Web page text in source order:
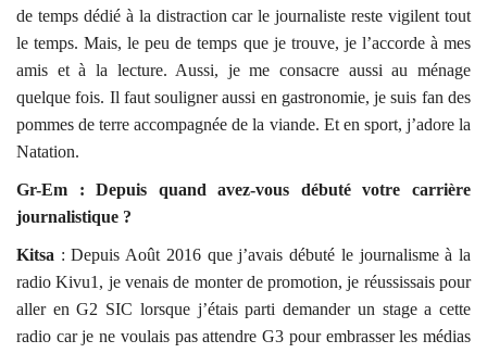
de temps dédié à la distraction car le journaliste reste vigilent tout
le temps. Mais, le peu de temps que je trouve, je l’accorde à mes
amis et à la lecture. Aussi, je me consacre aussi au ménage
quelque fois. Il faut souligner aussi en gastronomie, je suis fan des
pommes de terre accompagnée de la viande. Et en sport, j’adore la
Natation.
Gr-Em : Depuis quand avez-vous débuté votre carrière
journalistique ?
Kitsa : Depuis Août 2016 que j’avais débuté le journalisme à la
radio Kivu1, je venais de monter de promotion, je réussissais pour
aller en G2 SIC lorsque j’étais parti demander un stage a cette
radio car je ne voulais pas attendre G3 pour embrasser les médias